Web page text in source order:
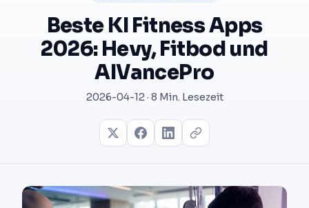
Beste KI Fitness Apps
2026: Hevy, Fitbod und
AIVancePro
2026-04-12 · 8 Min. Lesezeit